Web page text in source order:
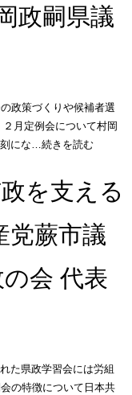
政嗣県議
政策づくりや候補者選
月定例会について村岡
にな…続きを読む
を支える
党蕨市議
会 代表
た県政学習会には労組
の特徴について日本共